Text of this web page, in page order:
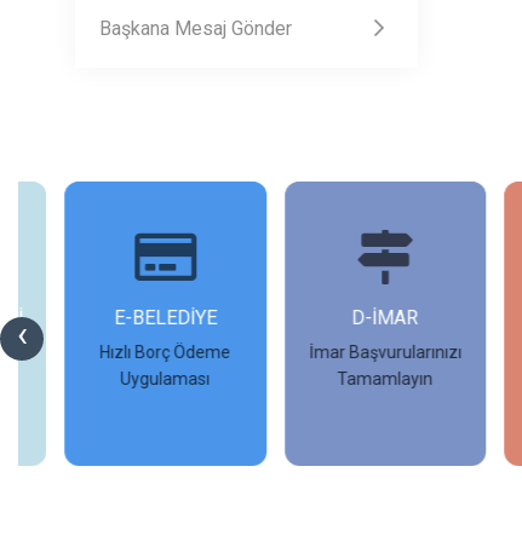
Başkana Mesaj Gönder
‹ E-BELEDİYE
Hızlı Borç Ödeme
Uygulaması
D-İMAR
İmar Başvurularınızı
Tamamlayın